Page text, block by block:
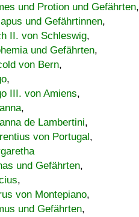
und Protion und Gefährten,
und Gefährtinnen,
II. von Schleswig,
und Gefährten,
von Bern,
,
III. von Amiens,
,
de Lambertini,
von Portugal,
und Gefährten,
,
von Montepiano,
und Gefährten,